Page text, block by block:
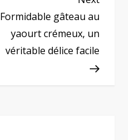
Post
Formidable gâteau au
yaourt crémeux, un
véritable délice facile